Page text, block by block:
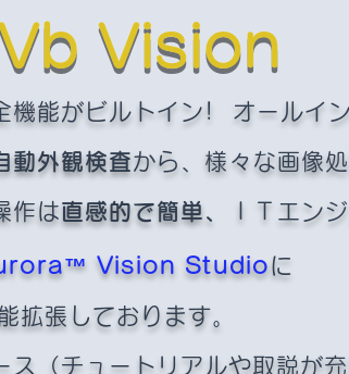
Vision
機能がビルトイン! オールイ
動外観検査から、様々な画像
作は直感的で簡単、 ＩＴエン
Vision
Vision Studioに
拡張しております。​
ス（チュートリアルや取説が